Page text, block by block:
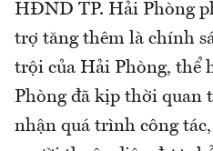
HĐND TP. Hải Phòng
trợ tăng thêm là chính
trội của Hải Phòng, thể
Phòng đã kịp thời quan
nhận quá trình công